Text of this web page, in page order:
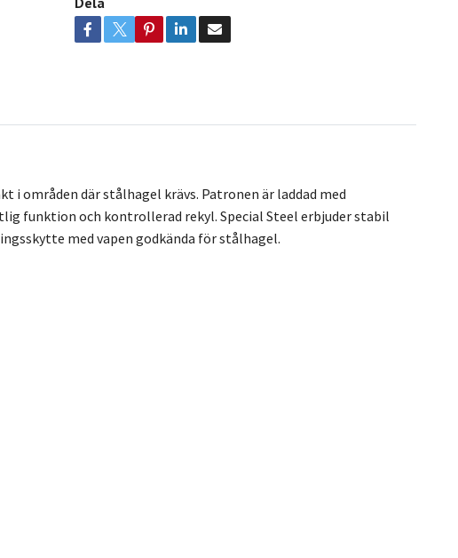
områden där stålhagel krävs. Patronen är laddad med
funktion och kontrollerad rekyl. Special Steel erbjuder stabil
med vapen godkända för stålhagel.